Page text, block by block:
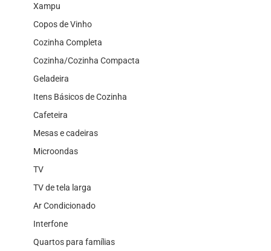
Xampu
Copos de Vinho
Cozinha Completa
Cozinha/Cozinha Compacta
Geladeira
Itens Básicos de Cozinha
Cafeteira
Mesas e cadeiras
Microondas
TV
TV de tela larga
Ar Condicionado
Interfone
Quartos para famílias